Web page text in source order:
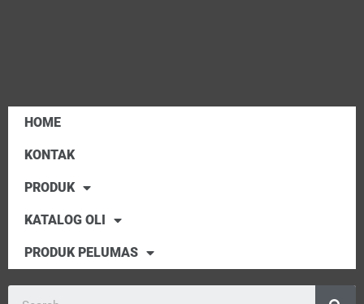
HOME
KONTAK
PRODUK
KATALOG OLI
PRODUK PELUMAS